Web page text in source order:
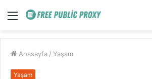
Menü
Anasayfa / Yaşam
Yaşam